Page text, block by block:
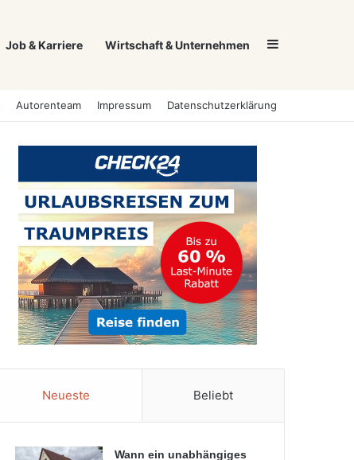
Job & Karriere Wirtschaft & Unternehmen Sidebar
Autorenteam Impressum Datenschutzerklärung
Neueste Beliebt
Wann ein unabhängiges